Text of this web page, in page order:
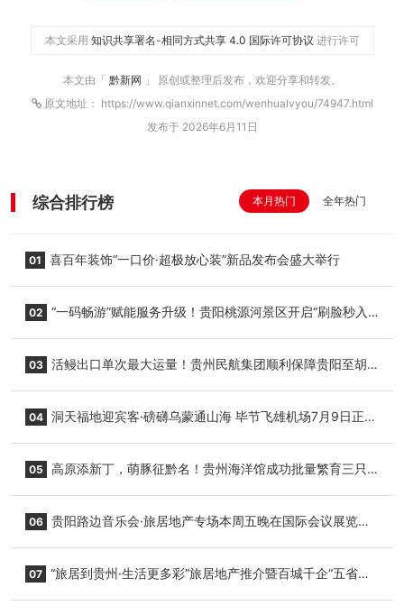
本文采用 知识共享署名-相同方式共享 4.0 国际许可协议 进行许可
本文由「 黔新网 」 原创或整理后发布，欢迎分享和转发。
原文地址： https://www.qianxinnet.com/wenhualvyou/74947.html
发布于 2026年6月11日
综合排行榜 本月热门 全年热门
01 喜百年装饰“一口价·超极放心装”新品发布会盛大举行
02 “一码畅游”赋能服务升级！贵阳桃源河景区开启“刷脸秒入
03 活鳗出口单次最大运量！贵州民航集团顺利保障贵阳至胡
04 洞天福地迎宾客·磅礴乌蒙通山海 毕节飞雄机场7月9日正式
05 高原添新丁，萌豚征黔名！贵州海洋馆成功批量繁育三只
06 贵阳路边音乐会·旅居地产专场本周五晚在国际会议展览中
07 “旅居到贵州·生活更多彩”旅居地产推介暨百城千企“五省